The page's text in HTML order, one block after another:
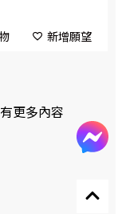
新增願望
更多內容